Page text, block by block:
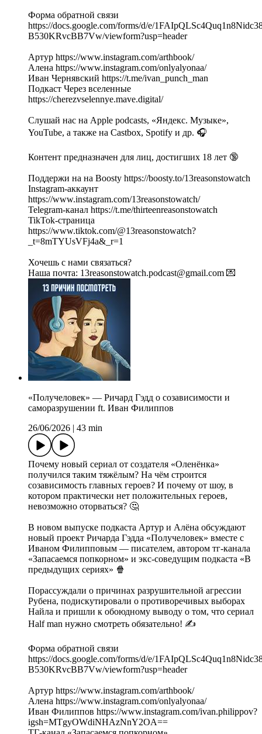
Форма обратной связи
https://docs.google.com/forms/d/e/
B530KRvcBB7Vw/viewform?usp=header
Артур https://www.instagram.com/arthbook/
Алена https://www.instagram.com/onlyalyonaa/
Иван Чернявский https://t.me/ivan_punch_man
Подкаст Через вселенные
https://cherezvselennye.mave.digital/
Слушай нас на Apple podcasts, «Яндекс. Музыке»,
YouTube, а также на Castbox, Spotify и др. 🎧
Контент предназначен для лиц, достигших 18 лет 🔞
Поддержи на на Boosty https://boosty.to/13reasonstowatch
Instagram-аккаунт
https://www.instagram.com/13reasonstowatch/
Telegram-канал https://t.me/thirteenreasonstowatch
TikTok-страница
https://www.tiktok.com/@13reasonstowatch?
_t=8mTYUsVFj4a&_r=1
Хочешь с нами связаться?
Наша почта: 13reasonstowatch.podcast@gmail.com 💌
«Получеловек» — Ричард Гэдд о созависимости и
саморазрушении ft. Иван Филиппов
26/06/2026
43 min
Почему новый сериал от создателя «Оленёнка»
получился таким тяжёлым? На чём строится
созависимость главных героев? И почему от шоу, в
котором практически нет положительных героев,
невозможно оторваться? 🤔
В новом выпуске подкаста Артур и Алёна обсуждают
новый проект Ричарда Гэдда «Получеловек» вместе с
Иваном Филипповым — писателем, автором тг-канала
«Запасаемся попкорном» и экс-соведущим подкаста «В
предыдущих сериях» 🍿
Порассуждали о причинах разрушительной агрессии
Рубена, подискутировали о противоречивых выборах
Найла и пришли к обоюдному выводу о том, что сериал
Half man нужно смотреть обязательно! ✍️
Форма обратной связи
https://docs.google.com/forms/d/e/
B530KRvcBB7Vw/viewform?usp=header
Артур https://www.instagram.com/arthbook/
Алена https://www.instagram.com/onlyalyonaa/
Иван Филиппов https://www.instagram.com/ivan.philippov?
igsh=MTgyOWdiNHAzNnY2OA==